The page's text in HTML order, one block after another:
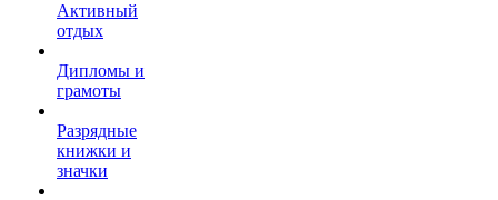
Активный
отдых
Дипломы и
грамоты
Разрядные
книжки и
значки